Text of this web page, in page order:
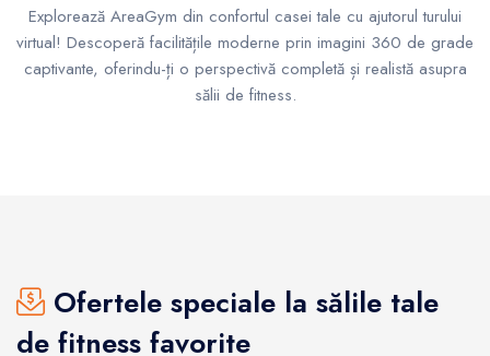
Explorează AreaGym din confortul casei tale cu ajutorul turului
virtual! Descoperă facilitățile moderne prin imagini 360 de grade
captivante, oferindu-ți o perspectivă completă și realistă asupra
sălii de fitness.
Ofertele speciale la sălile tale
de fitness favorite